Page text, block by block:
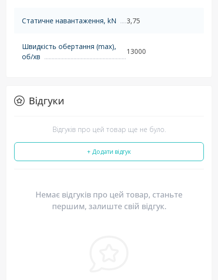
Статичне навантаження, kN 3,75
Швидкість обертання (max),
об/хв
13000
Відгуки
Відгуків про цей товар ще не було.
+ Додати відгук
Немає відгуків про цей товар, станьте
першим, залиште свій відгук.